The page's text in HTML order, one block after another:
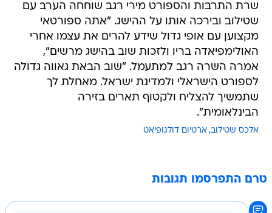
שרת התרבות והספורט מירי רגב שוחחה הערב עם
שטילוב ובירכה אותו על ההישג. "אתה ספורטאי
מקצוען עם אופי גדול שידע להרים את עצמו אחרי
האולימפיאדה בריו ולזכות שוב בהישג מרשים",
אמרה השרה רגב למתעמל. "שוב הבאת גאווה גדולה
לספורט הישראלי ולמדינת ישראל. מאחלת לך
שתמשיך להצליח ולקטוף תארים בזירה
הבינלאומית".
אלכס שטילוב ארטיום דולגופיאט
טרם התפרסמו תגובות